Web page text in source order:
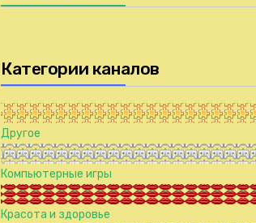
Категории каналов
Другое
Компьютерные игры
Красота и здоровье